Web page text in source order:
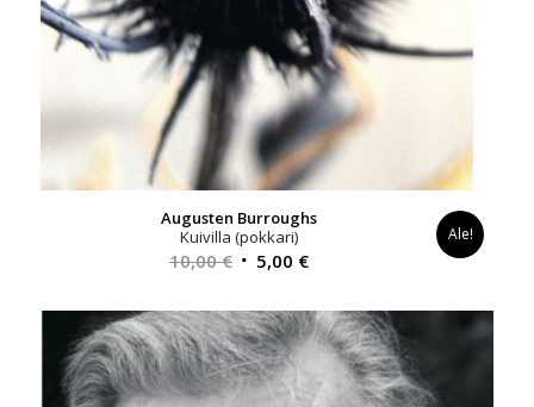
Augusten Burroughs
Kuivilla (pokkari)
10,00€ Alkuperäinen
oli:
10,00 €.
5,00 €Nykyinen
on:
5,00 €.
Ale!